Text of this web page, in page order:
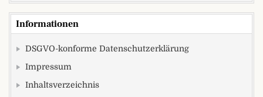
Informationen
DSGVO-konforme Datenschutzerklärung
Impressum
Inhaltsverzeichnis